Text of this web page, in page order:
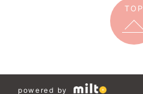
TOP
powered by